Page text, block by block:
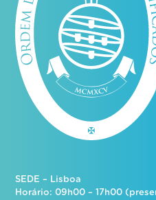
SEDE – Lisboa
Horário: 09h00 – 17h00